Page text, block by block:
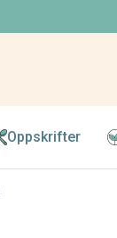
Oppskrifter